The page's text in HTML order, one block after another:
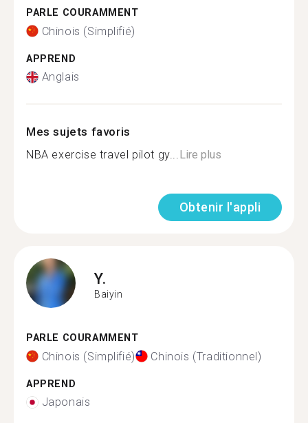
PARLE COURAMMENT
Chinois (Simplifié)
APPREND
Anglais
Mes sujets favoris
NBA exercise travel pilot gy...Lire plus
Obtenir l'appli
Y.
Baiyin
PARLE COURAMMENT
Chinois (Simplifié) Chinois (Traditionnel)
APPREND
Japonais